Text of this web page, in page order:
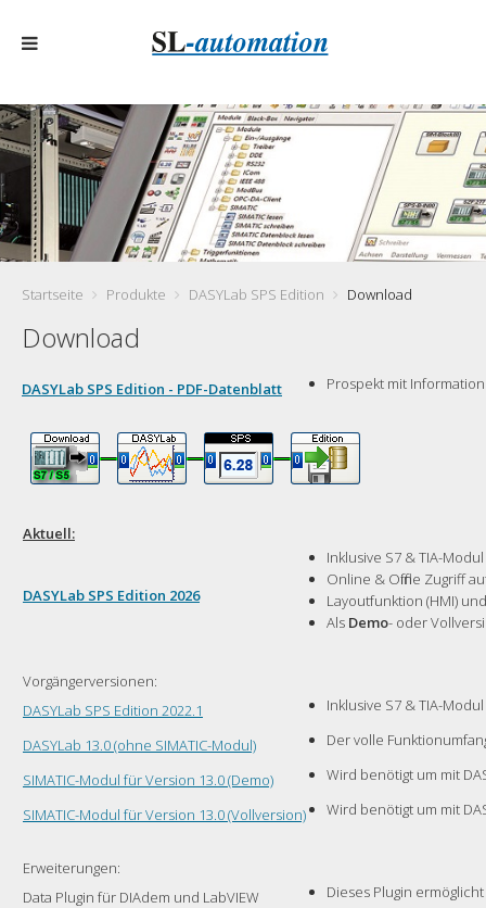
Startseite Produkte DASYLab SPS Edition Download
Download
DASYLab SPS Edition - PDF-Datenblatt Prospekt mit
Aktuell:
DASYLab SPS Edition 2026
Inklusive S7 & TIA-Modul
Online & Offline Zugriff
Layoutfunktion (HMI)
Als Demo- oder
Vorgängerversionen:
DASYLab SPS Edition 2022.1
Inklusive S7 & TIA-Modul
DASYLab 13.0 (ohne SIMATIC-Modul) Der volle
SIMATIC-Modul für Version 13.0 (Demo) Wird benötigt um mit
SIMATIC-Modul für Version 13.0 (Vollversion) Wird benötigt um mit
Erweiterungen:
Data Plugin für DIAdem und LabVIEW
Dieses Plugin